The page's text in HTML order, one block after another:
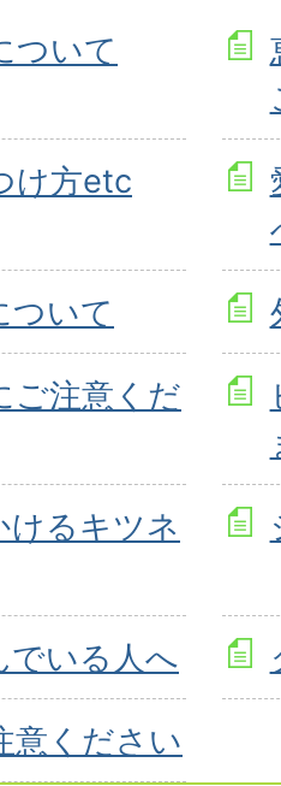
ついて
け方etc
ついて
ご注意くだ
けるキツネ
でいる人へ
意ください